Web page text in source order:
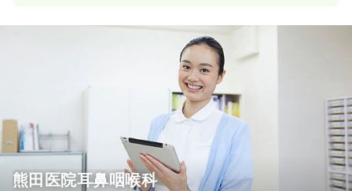
熊田医院耳鼻咽喉科